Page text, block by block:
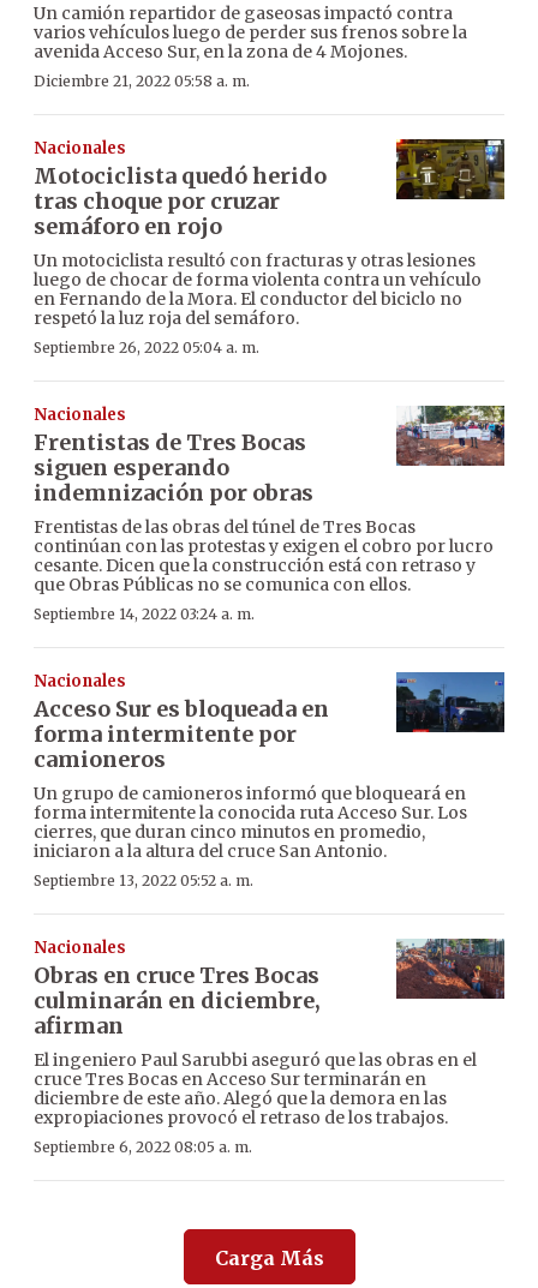
Un camión repartidor de gaseosas impactó contra
varios vehículos luego de perder sus frenos sobre la
avenida Acceso Sur, en la zona de 4 Mojones.
Diciembre 21, 2022 05:58 a. m.
Nacionales
Motociclista quedó herido
tras choque por cruzar
semáforo en rojo
Un motociclista resultó con fracturas y otras lesiones
luego de chocar de forma violenta contra un vehículo
en Fernando de la Mora. El conductor del biciclo no
respetó la luz roja del semáforo.
Septiembre 26, 2022 05:04 a. m.
Nacionales
Frentistas de Tres Bocas
siguen esperando
indemnización por obras
Frentistas de las obras del túnel de Tres Bocas
continúan con las protestas y exigen el cobro por lucro
cesante. Dicen que la construcción está con retraso y
que Obras Públicas no se comunica con ellos.
Septiembre 14, 2022 03:24 a. m.
Nacionales
Acceso Sur es bloqueada en
forma intermitente por
camioneros
Un grupo de camioneros informó que bloqueará en
forma intermitente la conocida ruta Acceso Sur. Los
cierres, que duran cinco minutos en promedio,
iniciaron a la altura del cruce San Antonio.
Septiembre 13, 2022 05:52 a. m.
Nacionales
Obras en cruce Tres Bocas
culminarán en diciembre,
afirman
El ingeniero Paul Sarubbi aseguró que las obras en el
cruce Tres Bocas en Acceso Sur terminarán en
diciembre de este año. Alegó que la demora en las
expropiaciones provocó el retraso de los trabajos.
Septiembre 6, 2022 08:05 a. m.
Carga Más